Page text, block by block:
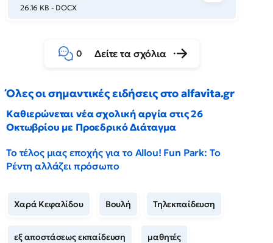
26.16 KB - DOCX
0 Δείτε τα σχόλια
Όλες οι σημαντικές ειδήσεις στο alfavita.gr
Καθιερώνεται νέα σχολική αργία στις 26
Οκτωβρίου με Προεδρικό Διάταγμα
Το τέλος μιας εποχής για το Allou! Fun Park: Το
Ρέντη αλλάζει πρόσωπο
Χαρά Κεφαλίδου Βουλή Τηλεκπαίδευση
εξ αποστάσεως εκπαίδευση μαθητές